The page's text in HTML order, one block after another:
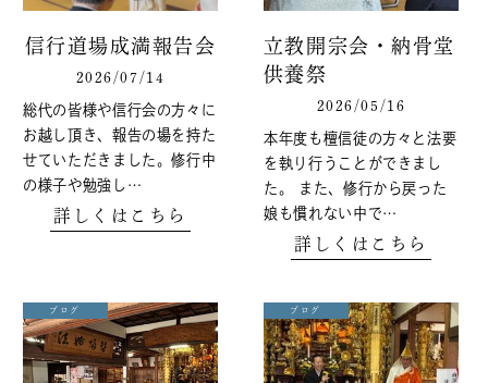
信行道場成満報告会
2026/07/14
総代の皆様や信行会の方々に
お越し頂き、報告の場を持た
せていただきました。修行中
の様子や勉強し…
詳しくはこちら
立教開宗会・納骨堂
供養祭
2026/05/16
本年度も檀信徒の方々と法要
を執り行うことができまし
た。 また、修行から戻った
娘も慣れない中で…
詳しくはこちら
ブログ ブログ